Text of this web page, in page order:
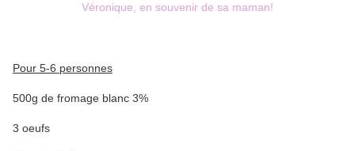
Véronique, en souvenir de sa maman!
Pour 5-6 personnes
500g de fromage blanc 3%
3 oeufs